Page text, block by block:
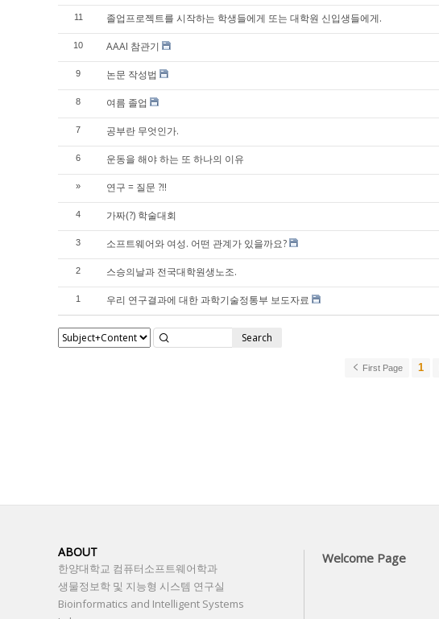
11 졸업프로젝트를 시작하는 학생들에게 또는 대학원 신입생들에게.
10 AAAI 참관기
9 논문 작성법
8 여름 졸업
7 공부란 무엇인가.
6 운동을 해야 하는 또 하나의 이유
» 연구 = 질문 ?!!
4 가짜(?) 학술대회
3 소프트웨어와 여성. 어떤 관계가 있을까요?
2 스승의날과 전국대학원생노조.
1 우리 연구결과에 대한 과학기술정통부 보도자료
Search
First Page 1
ABOUT
한양대학교 컴퓨터소프트웨어학과
생물정보학 및 지능형 시스템 연구실
Bioinformatics and Intelligent Systems
Welcome Page